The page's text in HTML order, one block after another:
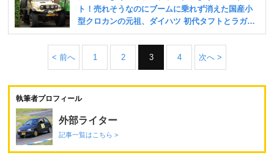
< 前へ 1 2 3 4 次へ >
執筆者プロフィール
外部ライター
記事一覧はこちら >